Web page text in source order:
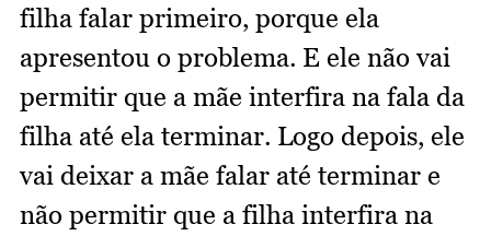
filha falar primeiro, porque ela
apresentou o problema. E ele não vai
permitir que a mãe interfira na fala da
filha até ela terminar. Logo depois, ele
vai deixar a mãe falar até terminar e
não permitir que a filha interfira na